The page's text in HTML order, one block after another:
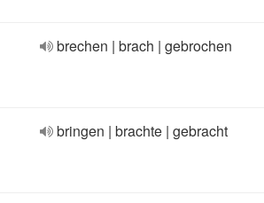
brechen | brach | gebrochen
bringen | brachte | gebracht